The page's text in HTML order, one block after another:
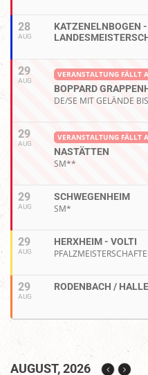
28
AUG
KATZENELNBOGEN
29
AUG
VERANSTALTUNG FÄLLT
BOPPARD
DE/SE MIT GELÄNDE
29
AUG
VERANSTALTUNG FÄLLT
NASTÄTTEN
SM**
29
AUG
SCHWEGENHEIM
SM*
29
AUG
HERXHEIM - VOLTI
29
AUG
RODENBACH /
AUGUST, 2026